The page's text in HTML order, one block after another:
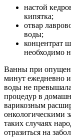
настой
кипятка;
отвар
воды;
концентрат
необходимо
Ванны при
минут ежедневно
воды не
процедур в
варикозным
онкологическими
таких случаях
отразиться на